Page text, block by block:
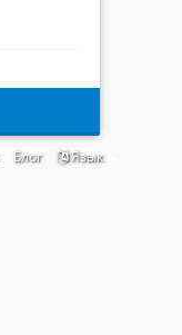
Блог Язык